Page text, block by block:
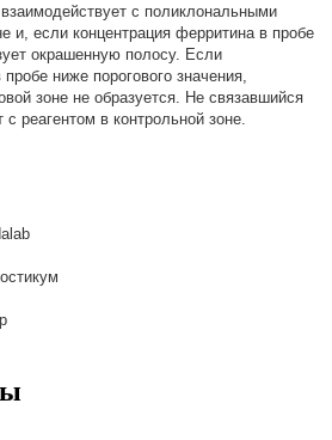
с поликлональными
и, если концентрация ферритина в пробе
окрашенную полосу. Если
ниже порогового значения,
зоне не образуется. Не связавшийся
реагентом в контрольной зоне.